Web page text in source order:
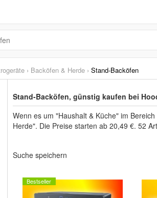
› Backöfen & Herde › Stand-Backöfen
Stand-Backöfen, günstig kaufen bei
Wenn es um "Haushalt & Küche" im
Herde". Die Preise starten ab 20,49 €. 52
Suche speichern
Bestseller